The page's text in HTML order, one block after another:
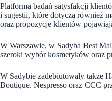
Platforma badań satysfakcji
i sugestii, które dotyczą również
oraz propozycje klientów
W Warszawie, w Sadyba Best
szeroki wybór kosmetyków oraz
W Sadybie zadebiutowały także
Boutique. Nespresso oraz CCC